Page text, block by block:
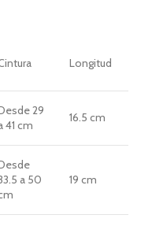
Longitud
29
41 cm
16.5 cm
a 50
19 cm